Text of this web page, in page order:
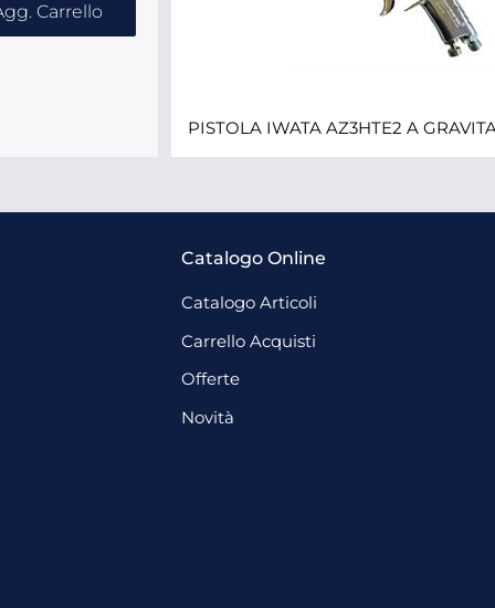
Carrello
Catalogo Online
Catalogo Articoli
Carrello Acquisti
Offerte
Novità